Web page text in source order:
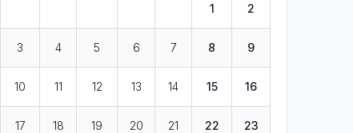
1 2
3 4 5 6 7 8 9
10 11 12 13 14 15 16
17 18 19 20 21 22 23